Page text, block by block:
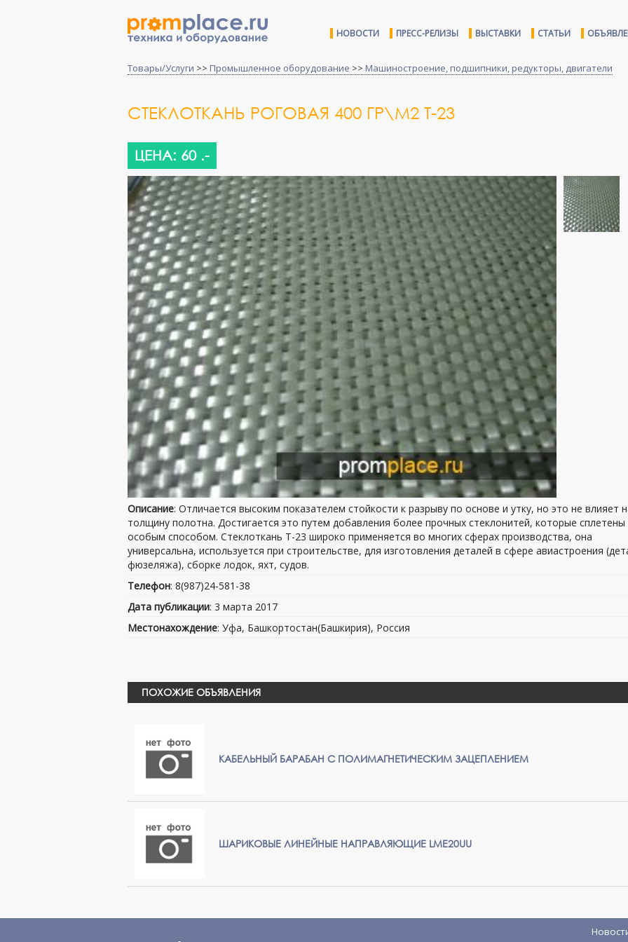
НОВОСТИ ПРЕСС-РЕЛИЗЫ ВЫСТАВКИ СТАТЬИ
Товары/Услуги >> Промышленное оборудование >> Машиностроение, подшипники, редукторы, двигатели
СТЕКЛОТКАНЬ РОГОВАЯ 400 ГР\М2 Т-23
ЦЕНА: 60 .-
Описание: Отличается высоким показателем стойкости к разрыву по основе и утку, но это не влияет
толщину полотна. Достигается это путем добавления более прочных стеклонитей, которые сплетены
особым способом. Стеклоткань Т-23 широко применяется во многих сферах производства, она
универсальна, используется при строительстве, для изготовления деталей в сфере авиастроения
фюзеляжа), сборке лодок, яхт, судов.
Телефон: 8(987)24-581-38
Дата публикации: 3 марта 2017
Местонахождение: Уфа, Башкортостан(Башкирия), Россия
ПОХОЖИЕ ОБЪЯВЛЕНИЯ
КАБЕЛЬНЫЙ БАРАБАН С ПОЛИМАГНЕТИЧЕСКИМ ЗАЦЕПЛЕНИЕМ
ШАРИКОВЫЕ ЛИНЕЙНЫЕ НАПРАВЛЯЮЩИЕ LME20UU